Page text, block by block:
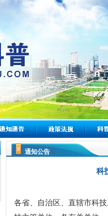
通知公告
科
各省、自治区、直辖市科